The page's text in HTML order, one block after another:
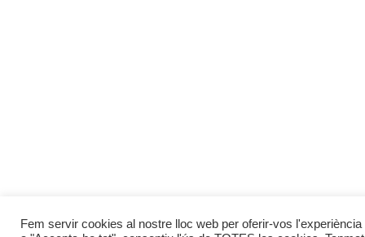
Fem servir cookies al nostre lloc web per oferir-vos